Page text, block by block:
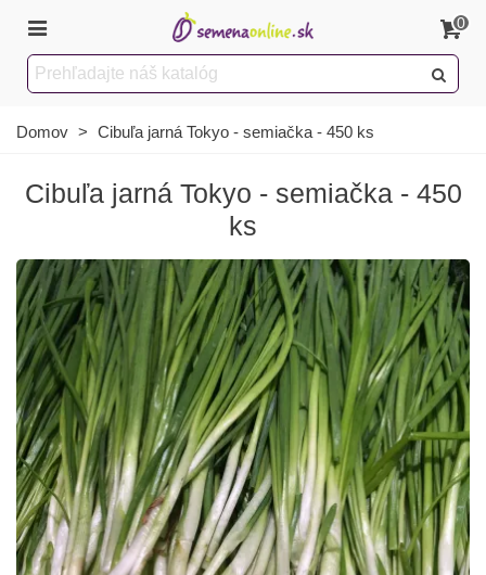
0
Domov > Cibuľa jarná Tokyo - semiačka - 450 ks
Cibuľa jarná Tokyo - semiačka - 450
ks